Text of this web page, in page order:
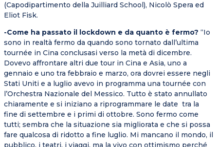
(Capodipartimento della Juilliard School), Nicolò Spera ed
Eliot Fisk.
-Come ha passato il lockdown e da quanto è fermo? “Io
sono in realtà fermo da quando sono tornato dall’ultima
tournée in Cina conclusasi verso la metà di dicembre.
Dovevo affrontare altri due tour in Cina e Asia, uno a
gennaio e uno tra febbraio e marzo, ora dovrei essere negli
Stati Uniti e a luglio avevo in programma una tournée con
l’Orchestra Nazionale del Messico. Tutto è stato annullato
chiaramente e si iniziano a riprogrammare le date tra la
fine di settembre e i primi di ottobre. Sono fermo come
tutti; sembra che la situazione sia migliorata e che si possa
fare qualcosa di ridotto a fine luglio. Mi mancano il mondo, il
pubblico, i teatri, i viaggi, ma la vivo con ottimismo perché